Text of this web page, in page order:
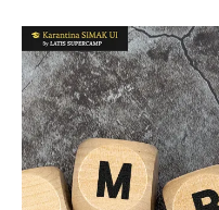
Menemukan
Jurusan
Kuliah
yang
Tepat
Berdasarkan
Tipe